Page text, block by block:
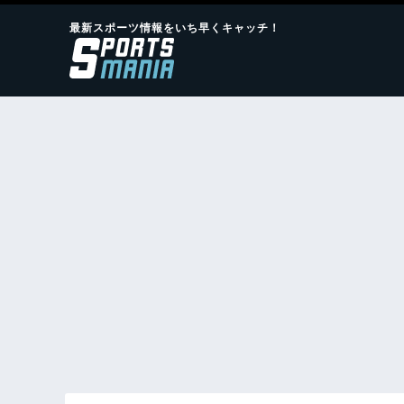
最新スポーツ情報をいち早くキャッチ！